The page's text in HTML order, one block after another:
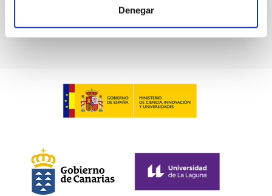
Denegar
0